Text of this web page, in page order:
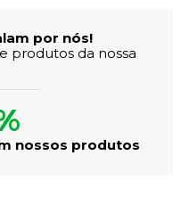
por nós!
produtos da nossa
nossos produtos